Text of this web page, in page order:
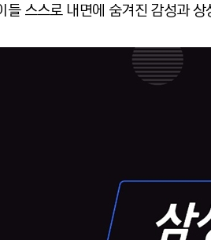
들 스스로 내면에 숨겨진 감성과